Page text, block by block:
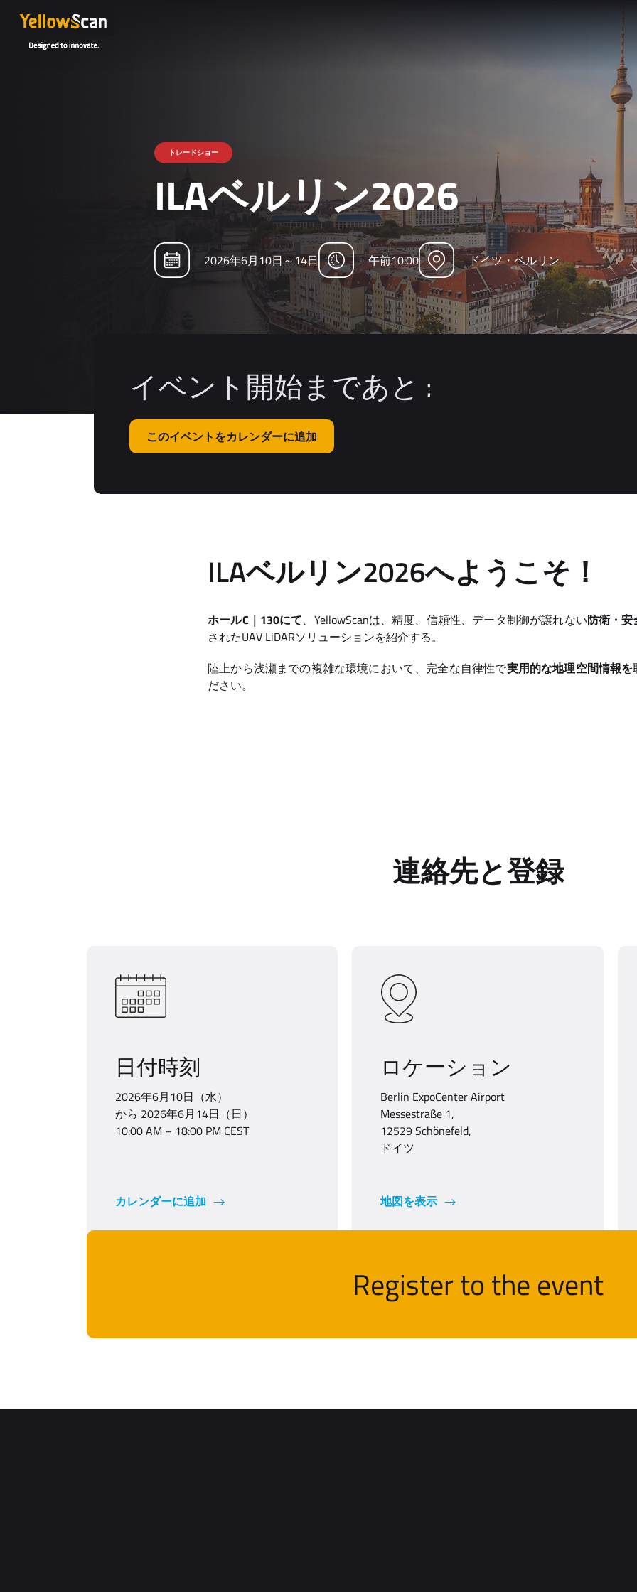
トレードショー
ILAベルリン2026
2026年6月10日～14日 午前10:00 ドイツ・ベルリン
イベント開始まであと :
このイベントをカレンダーに追加
ILAベルリン2026へようこそ！
ホールC｜130にて、YellowScanは、精度、信頼性、データ制御が譲れない防衛・
されたUAV LiDARソリューションを紹介する。
陸上から浅瀬までの複雑な環境において、完全な自律性で実用的な地理空間情報を
ださい。
連絡先と登録
日付時刻
2026年6月10日（水）
から 2026年6月14日（日）
10:00 AM – 18:00 PM CEST
カレンダーに追加
ロケーション
Berlin ExpoCenter Airport
Messestraße 1,
12529 Schönefeld,
ドイツ
地図を表示
Register to the event